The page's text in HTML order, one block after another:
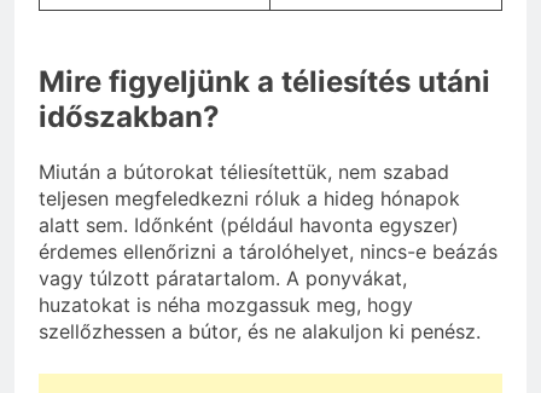
Mire figyeljünk a téliesítés utáni
időszakban?
Miután a bútorokat téliesítettük, nem szabad
teljesen megfeledkezni róluk a hideg hónapok
alatt sem. Időnként (például havonta egyszer)
érdemes ellenőrizni a tárolóhelyet, nincs-e beázás
vagy túlzott páratartalom. A ponyvákat,
huzatokat is néha mozgassuk meg, hogy
szellőzhessen a bútor, és ne alakuljon ki penész.